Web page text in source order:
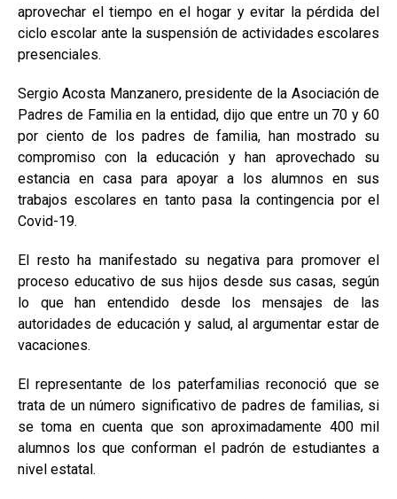
aprovechar el tiempo en el hogar y evitar la pérdida del
ciclo escolar ante la suspensión de actividades escolares
presenciales.
Sergio Acosta Manzanero, presidente de la Asociación de
Padres de Familia en la entidad, dijo que entre un 70 y 60
por ciento de los padres de familia, han mostrado su
compromiso con la educación y han aprovechado su
estancia en casa para apoyar a los alumnos en sus
trabajos escolares en tanto pasa la contingencia por el
Covid-19.
El resto ha manifestado su negativa para promover el
proceso educativo de sus hijos desde sus casas, según
lo que han entendido desde los mensajes de las
autoridades de educación y salud, al argumentar estar de
vacaciones.
El representante de los paterfamilias reconoció que se
trata de un número significativo de padres de familias, si
se toma en cuenta que son aproximadamente 400 mil
alumnos los que conforman el padrón de estudiantes a
nivel estatal.